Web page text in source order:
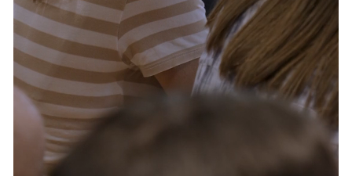
Servizi e accessibilità
Contatti
FAQ
Biglietti